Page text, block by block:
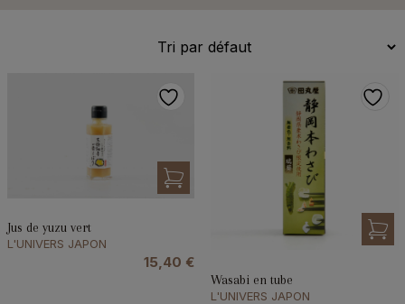
Jus de yuzu vert
L'UNIVERS JAPON
15,40 €
Wasabi en tube
L'UNIVERS JAPON